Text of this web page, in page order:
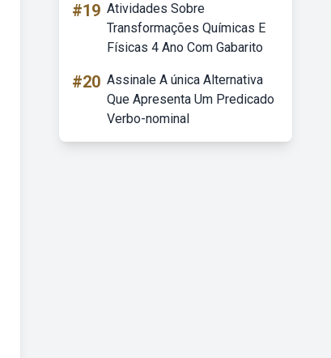
#19 Atividades Sobre
Transformações Químicas E
Físicas 4 Ano Com Gabarito
#20 Assinale A única Alternativa
Que Apresenta Um Predicado
Verbo-nominal